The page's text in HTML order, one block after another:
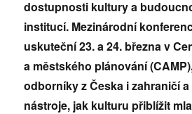
dostupnosti kultury a
institucí. Mezinárodní
uskuteční 23. a 24. března v
a městského plánování
odborníky z Česka i zahraničí
nástroje, jak kulturu přiblížit